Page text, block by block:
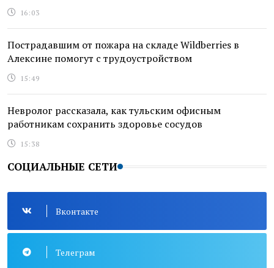
16:03
Пострадавшим от пожара на складе Wildberries в
Алексине помогут с трудоустройством
15:49
Невролог рассказала, как тульским офисным
работникам сохранить здоровье сосудов
15:38
СОЦИАЛЬНЫЕ СЕТИ
Вконтакте
Телеграм